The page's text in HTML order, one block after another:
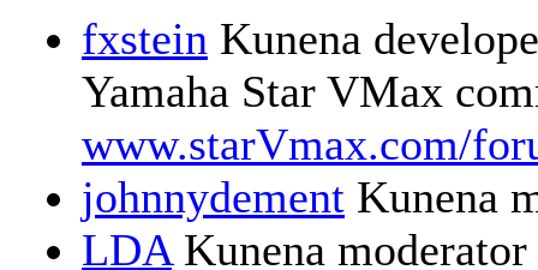
fxstein Kunena
Yamaha Star VMax
www.starVmax.com/
johnnydement Kunena
LDAKunena moderator